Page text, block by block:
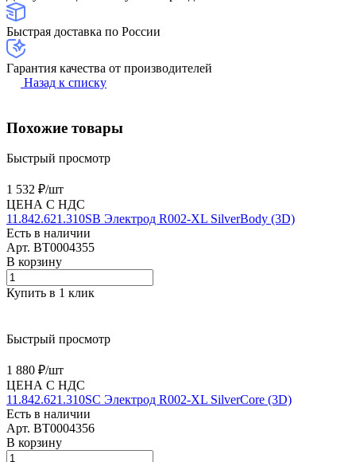
Быстрая доставка по России
Гарантия качества от производителей
Назад к списку
Похожие товары
Быстрый просмотр
1 532 ₽/шт
ЦЕНА С НДС
11.842.621.310SB Электрод R002-XL SilverBody (3D)
Есть в наличии
Арт. BT0004355
В корзину
Купить в 1 клик
Быстрый просмотр
1 880 ₽/шт
ЦЕНА С НДС
11.842.621.310SC Электрод R002-XL SilverCore (3D)
Есть в наличии
Арт. BT0004356
В корзину